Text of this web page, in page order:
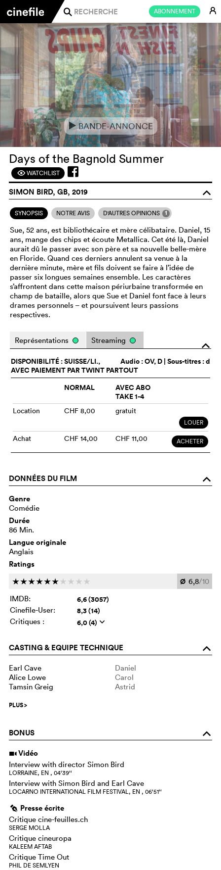
ABONNEMENT E
j
eBANDE-ANNONCE
Days of the Bagnold Summer
FWATCHLIST
SIMON BIRD, GB, 2019 o
SYNOPSIS NOTRE AVIS D'AUTRES OPINIONS 1
Sue, 52 ans, est bibliothécaire et mère célibataire. Daniel, 15
ans, mange des chips et écoute Metallica. Cet été là, Daniel
aurait dû le passer avec son père et sa nouvelle belle-mère
en Floride. Quand ces derniers annulent sa venue à la
dernière minute, mère et fils doivent se faire à l’idée de
passer six longues semaines ensemble. Les caractères
s’affrontent dans cette maison périurbaine transformée en
champ de bataille, alors que Sue et Daniel font face à leurs
drames personnels – et poursuivent leurs passions
respectives.
o
Représentations Streaming
Audio :OV, D | Sous-titres : d
DISPONIBILITÉ : SUISSE/LI.,
AVEC PAIEMENT PAR TWINT PARTOUT
NORMAL
AVEC ABO
TAKE 1-4
Location CHF 8,00 gratuit
LOUER
Achat CHF 14,00 CHF 11,00 ACHETER
DONNÉES DU FILM o
Genre
Comédie
Durée
86 Min.
Langue originale
Anglais
Ratings
cccccc c c c c Ø 6,8/10
IMDB:
6,6 (3057)
Cinefile-User: 8,3 (14)
Critiques : 6,0 (4) q
CASTING & EQUIPE TECHNIQUE o
Earl Cave
Daniel
Alice Lowe
Carol
Tamsin Greig
Astrid
PLUS>
BONUS o
i Vidéo
Interview with director Simon Bird
LORRAINE, EN , 04‘39‘‘
Interview with Simon Bird and Earl Cave
LOCARNO INTERNATIONAL FILM FESTIVAL, EN , 06‘51‘‘
g Presse écrite
Critique cine-feuilles.ch
SERGE MOLLA
Critique cineuropa
KALEEM AFTAB
Critique Time Out
PHIL DE SEMLYEN